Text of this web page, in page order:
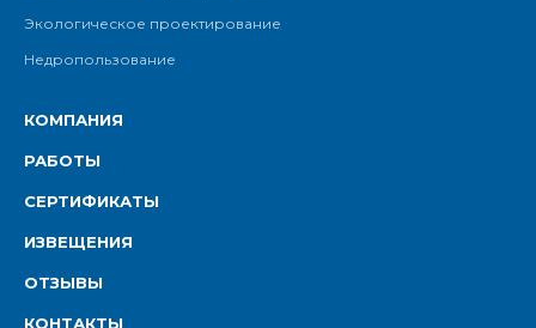
Экологическое проектирование
Недропользование
КОМПАНИЯ
РАБОТЫ
СЕРТИФИКАТЫ
ИЗВЕЩЕНИЯ
ОТЗЫВЫ
КОНТАКТЫ